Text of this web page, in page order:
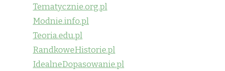
Tematycznie.org.pl
Modnie.info.pl
Teoria.edu.pl
RandkoweHistorie.pl
IdealneDopasowanie.pl